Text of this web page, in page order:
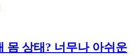
몸 상태? 너무나 아쉬운